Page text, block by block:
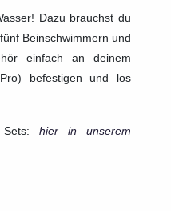
Dazu brauchst du
Beinschwimmern und
einfach an deinem
befestigen und los
hier in unserem